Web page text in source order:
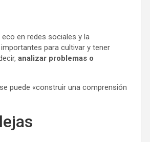
en redes sociales y la
para cultivar y tener
analizar problemas o
puede «construir una comprensión